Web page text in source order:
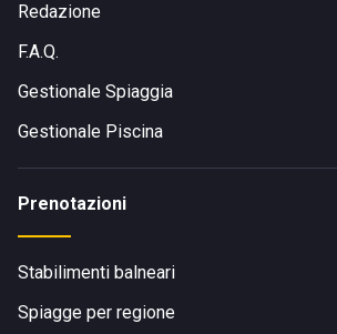
Redazione
F.A.Q.
Gestionale Spiaggia
Gestionale Piscina
Prenotazioni
Stabilimenti balneari
Spiagge per regione